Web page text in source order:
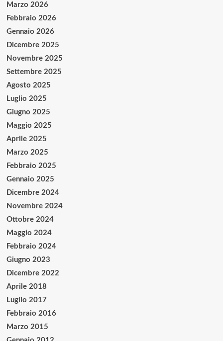
Marzo 2026
Febbraio 2026
Gennaio 2026
Dicembre 2025
Novembre 2025
Settembre 2025
Agosto 2025
Luglio 2025
Giugno 2025
Maggio 2025
Aprile 2025
Marzo 2025
Febbraio 2025
Gennaio 2025
Dicembre 2024
Novembre 2024
Ottobre 2024
Maggio 2024
Febbraio 2024
Giugno 2023
Dicembre 2022
Aprile 2018
Luglio 2017
Febbraio 2016
Marzo 2015